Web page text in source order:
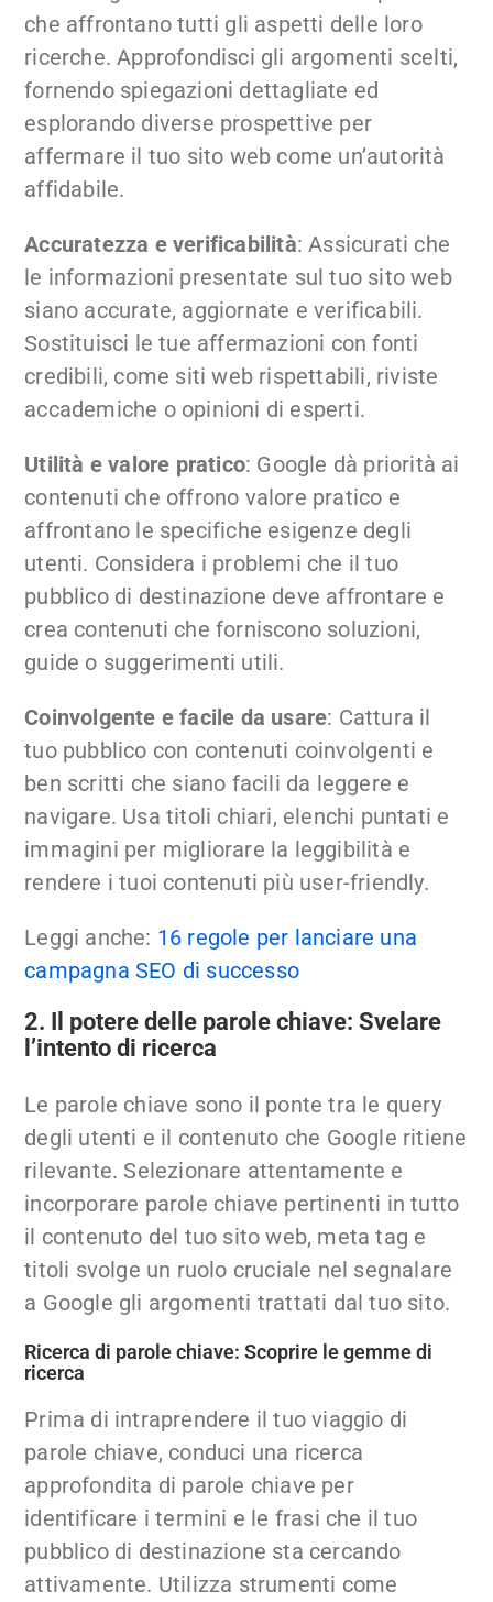
che affrontano tutti gli aspetti delle loro
ricerche. Approfondisci gli argomenti scelti,
fornendo spiegazioni dettagliate ed
esplorando diverse prospettive per
affermare il tuo sito web come un’autorità
affidabile.
Accuratezza e verificabilità: Assicurati che
le informazioni presentate sul tuo sito web
siano accurate, aggiornate e verificabili.
Sostituisci le tue affermazioni con fonti
credibili, come siti web rispettabili, riviste
accademiche o opinioni di esperti.
Utilità e valore pratico: Google dà priorità ai
contenuti che offrono valore pratico e
affrontano le specifiche esigenze degli
utenti. Considera i problemi che il tuo
pubblico di destinazione deve affrontare e
crea contenuti che forniscono soluzioni,
guide o suggerimenti utili.
Coinvolgente e facile da usare: Cattura il
tuo pubblico con contenuti coinvolgenti e
ben scritti che siano facili da leggere e
navigare. Usa titoli chiari, elenchi puntati e
immagini per migliorare la leggibilità e
rendere i tuoi contenuti più user-friendly.
Leggi anche: 16 regole per lanciare una
campagna SEO di successo
2. Il potere delle parole chiave: Svelare
l’intento di ricerca
Le parole chiave sono il ponte tra le query
degli utenti e il contenuto che Google ritiene
rilevante. Selezionare attentamente e
incorporare parole chiave pertinenti in tutto
il contenuto del tuo sito web, meta tag e
titoli svolge un ruolo cruciale nel segnalare
a Google gli argomenti trattati dal tuo sito.
Ricerca di parole chiave: Scoprire le gemme di
ricerca
Prima di intraprendere il tuo viaggio di
parole chiave, conduci una ricerca
approfondita di parole chiave per
identificare i termini e le frasi che il tuo
pubblico di destinazione sta cercando
attivamente. Utilizza strumenti come